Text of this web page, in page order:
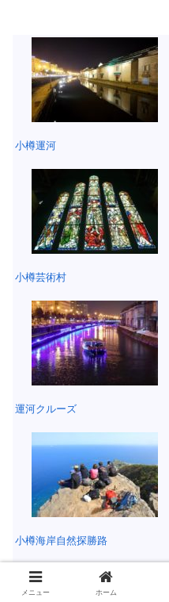
小樽運河
小樽芸術村
運河クルーズ
小樽海岸自然探勝路
メニュー ホーム